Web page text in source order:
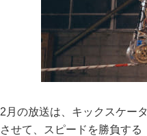
2月の放送は、キックスケー
させて、スピードを勝負す